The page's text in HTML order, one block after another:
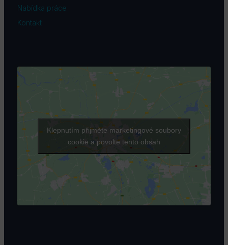
Nabídka práce
Kontakt
Klepnutím přijměte marketingové soubory
cookie a povolte tento obsah